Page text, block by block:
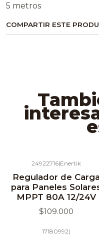
5 metros
COMPARTIR ESTE
24922716|Enertik
Regulador de
para Paneles
MPPT 80A 12/24V
$109.000
17180992|